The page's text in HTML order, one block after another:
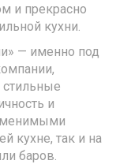
и прекрасно
кухни.
— именно под
и
кухне, так и на
баров.